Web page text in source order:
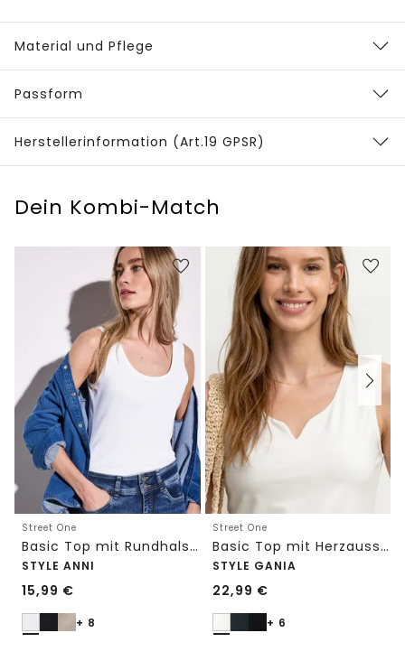
Material und Pflege
Passform
Herstellerinformation (Art.19 GPSR)
Dein Kombi-Match
Street One
Basic Top mit Rundhals in Unifarbe
STYLE ANNI
15,99 €
+ 8
Street One
Basic Top mit Herzausschnitt
STYLE GANIA
22,99 €
+ 6